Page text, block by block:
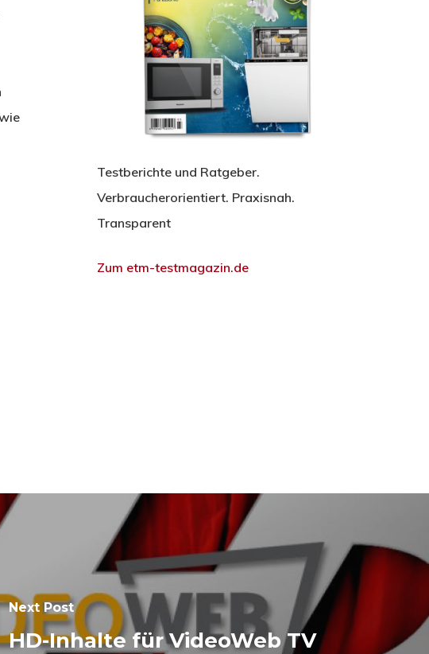
Testberichte und Ratgeber.
Verbraucherorientiert. Praxisnah.
Transparent
Zum etm-testmagazin.de
Next Post
HD-Inhalte für VideoWeb TV